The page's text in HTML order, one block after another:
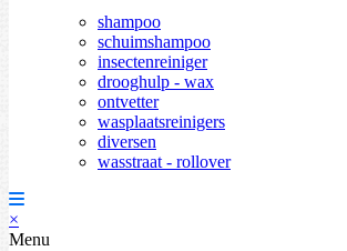
shampoo
schuimshampoo
insectenreiniger
drooghulp - wax
ontvetter
wasplaatsreinigers
diversen
wasstraat - rollover
×
Menu